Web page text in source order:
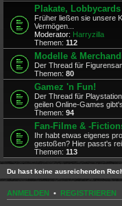
Plakate,
Früher ließen sie unsere
Vermögen...
Moderator: Harryzilla
Themen: 112
Modelle &
Der Thread für
Themen: 80
Gamez 'n Fun!
Der Thread für
geilen Online-Games
Themen: 94
Fan-Filme & -
Ihr habt etwas eigenes
gestoßen? Hier passt's
Themen: 113
Du hast keine ausreichenden
ANMELDEN • REGISTRIEREN